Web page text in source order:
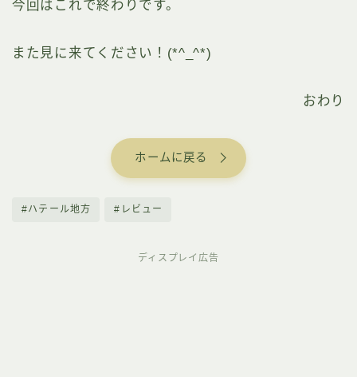
今回はこれで終わりです。
また見に来てください！(*^_^*)
おわり
ホームに戻る
#ハテール地方 #レビュー
ディスプレイ広告